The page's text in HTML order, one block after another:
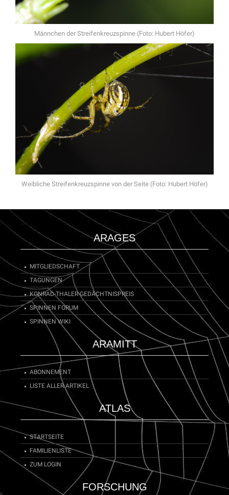
Männchen der Streifenkreuzspinne (Foto: Hubert Höfer)
Weibliche Streifenkreuzspinne von der Seite (Foto: Hubert Höfer)
ARAGES
MITGLIEDSCHAFT
TAGUNGEN
KONRAD-THALER-GEDÄCHTNISPREIS
SPINNEN FORUM
SPINNEN WIKI
ARAMITT
ABONNEMENT
LISTE ALLER ARTIKEL
ATLAS
STARTSEITE
FAMILIENLISTE
ZUM LOGIN
FORSCHUNG